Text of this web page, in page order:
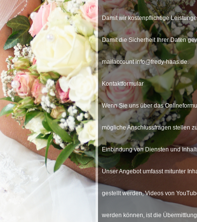
Damit wir kostenpflichtige
Damit die Sicherheit Ihrer Daten
mailaccount info@fredy-haas.de.
Kontaktformular
Wenn Sie uns über das
mögliche Anschlussfragen stellen
Einbindung von Diensten und
Unser Angebot umfasst mitunter
gestellt werden, Videos von
werden können, ist die